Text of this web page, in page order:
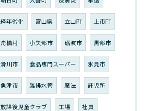
経年劣化 富山県 立山町 上市町
舟橋村 小矢部市 砺波市 黒部市
滑川市 食品専門スーパー 氷見市
魚津市 雑排水管 魔法 託児所
放課後児童クラブ 工場 社員